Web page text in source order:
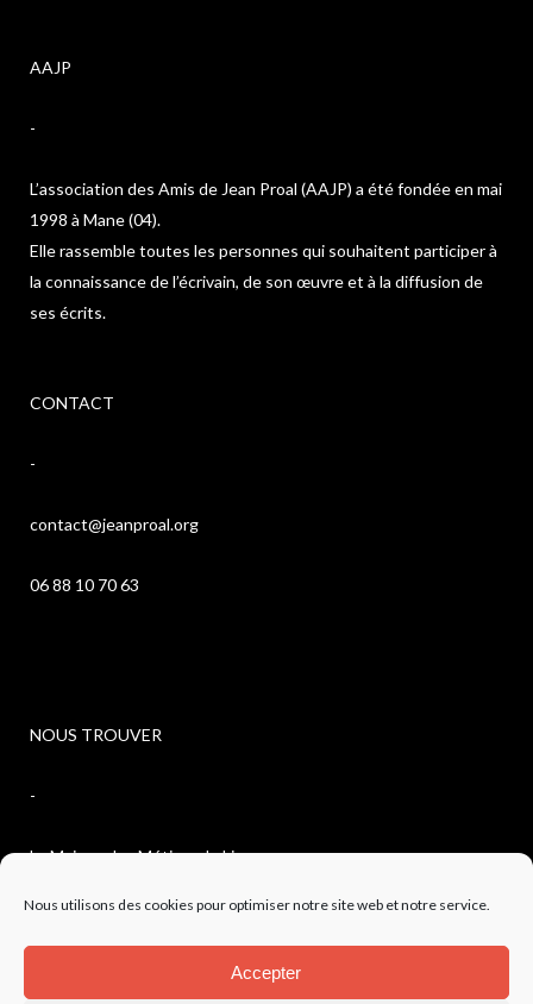
Nous utilisons des cookies pour optimiser notre site web et notre service.
Accepter
AAJP
-
L’association des Amis de Jean Proal (AAJP) a été fondée en mai
1998 à Mane (04).
Elle rassemble toutes les personnes qui souhaitent participer à
la connaissance de l’écrivain, de son œuvre et à la diffusion de
ses écrits.
CONTACT
-
contact@jeanproal.org
06 88 10 70 63
NOUS TROUVER
-
La Maison des Métiers du Livre
4, avenue de l’observatoire